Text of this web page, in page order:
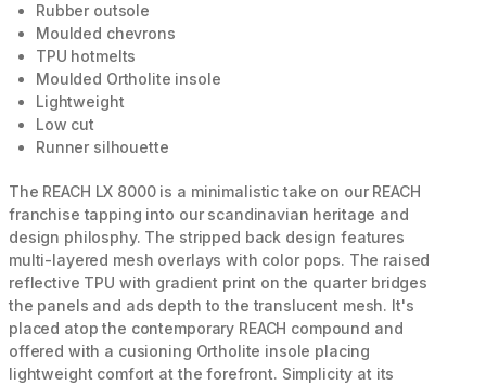
Rubber outsole
Moulded chevrons
TPU hotmelts
Moulded Ortholite insole
Lightweight
Low cut
Runner silhouette
The REACH LX 8000 is a minimalistic take on our REACH
franchise tapping into our scandinavian heritage and
design philosphy. The stripped back design features
multi-layered mesh overlays with color pops. The raised
reflective TPU with gradient print on the quarter bridges
the panels and ads depth to the translucent mesh. It's
placed atop the contemporary REACH compound and
offered with a cusioning Ortholite insole placing
lightweight comfort at the forefront. Simplicity at its